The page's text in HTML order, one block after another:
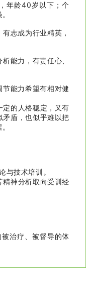
年龄40岁以下；个
志成为行业精英，
能力，有责任心、
能力希望有相对健
定的人格稳定，又有
盾，也似乎难以把
与技术培训。
神分析取向受训经
治疗、被督导的体